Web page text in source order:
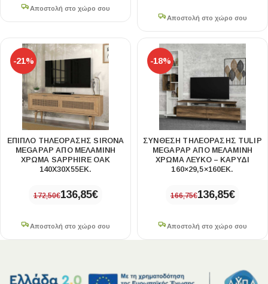
Αποστολή στο χώρο σου
Αποστολή στο χώρο σου
-21%
ΈΠΙΠΛΟ ΤΗΛΕΌΡΑΣΗΣ SIRONA
MEGAPAP ΑΠΌ ΜΕΛΑΜΊΝΗ
ΧΡΏΜΑ SAPPHIRE OAK
140X30X55ΕΚ.
172,50€136,85€
Αποστολή στο χώρο σου
-18%
ΣΎΝΘΕΣΗ ΤΗΛΕΌΡΑΣΗΣ TULIP
MEGAPAP ΑΠΌ ΜΕΛΑΜΊΝΗ
ΧΡΏΜΑ ΛΕΥΚΌ – ΚΑΡΥΔΊ
160×29,5×160ΕΚ.
166,75€136,85€
Αποστολή στο χώρο σου